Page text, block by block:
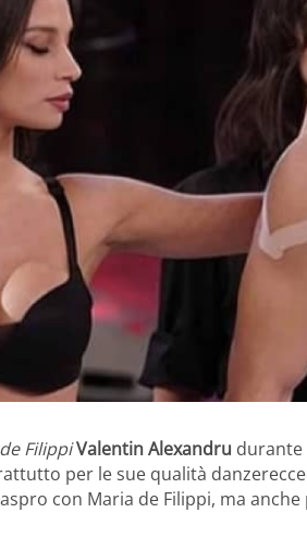
FilippiValentin Alexandru durante
per le sue qualità
con Maria de Filippi, ma